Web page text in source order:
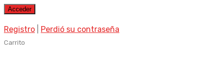
Registro Perdió su contraseña
Carrito